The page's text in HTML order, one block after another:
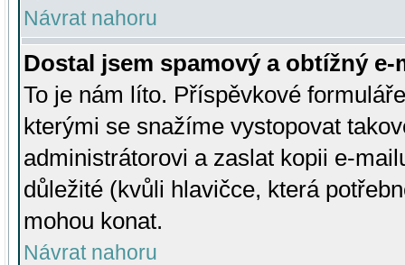
Návrat nahoru
Dostal jsem spamový a obtížný
To je nám líto. Příspěvkové
kterými se snažíme vystopovat
administrátorovi a zaslat kopii e-
důležité (kvůli hlavičce, která
mohou konat.
Návrat nahoru